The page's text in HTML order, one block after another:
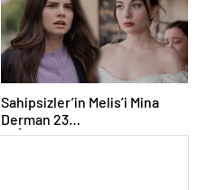
Sahipsizler’in Melis’i Mina
Derman 23
yaÅÄ±nda:Â DoÄum